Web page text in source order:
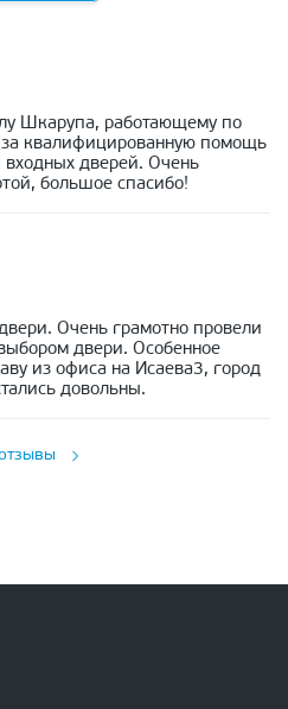
Шкарупа, работающему по
за квалифицированную помощь
дверей. Очень
большое спасибо!
Очень грамотно провели
двери. Особенное
из офиса на Исаева3, город
довольны.